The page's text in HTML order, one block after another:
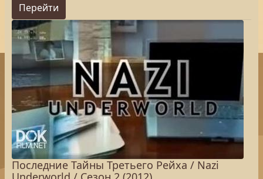
Перейти
Последние Тайны Третьего Рейха / Nazi